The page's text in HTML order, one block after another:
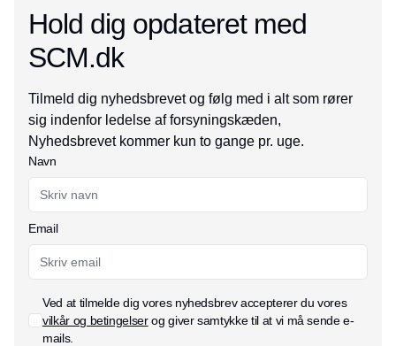
Hold dig opdateret med
SCM.dk
Tilmeld dig nyhedsbrevet og følg med i alt som rører
sig indenfor ledelse af forsyningskæden,
Nyhedsbrevet kommer kun to gange pr. uge.
Navn
Email
Ved at tilmelde dig vores nyhedsbrev accepterer du vores
vilkår og betingelserog giver samtykke til at vi må sende e-
mails.